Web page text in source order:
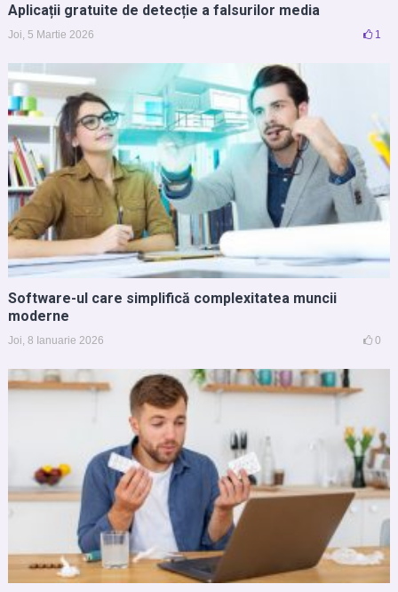
Aplicații gratuite de detecție a falsurilor media
Joi, 5 Martie 2026 1
Software-ul care simplifică complexitatea muncii
moderne
Joi, 8 Ianuarie 2026 0